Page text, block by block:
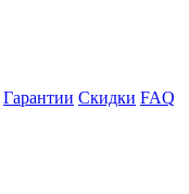
Гарантии Скидки FAQ